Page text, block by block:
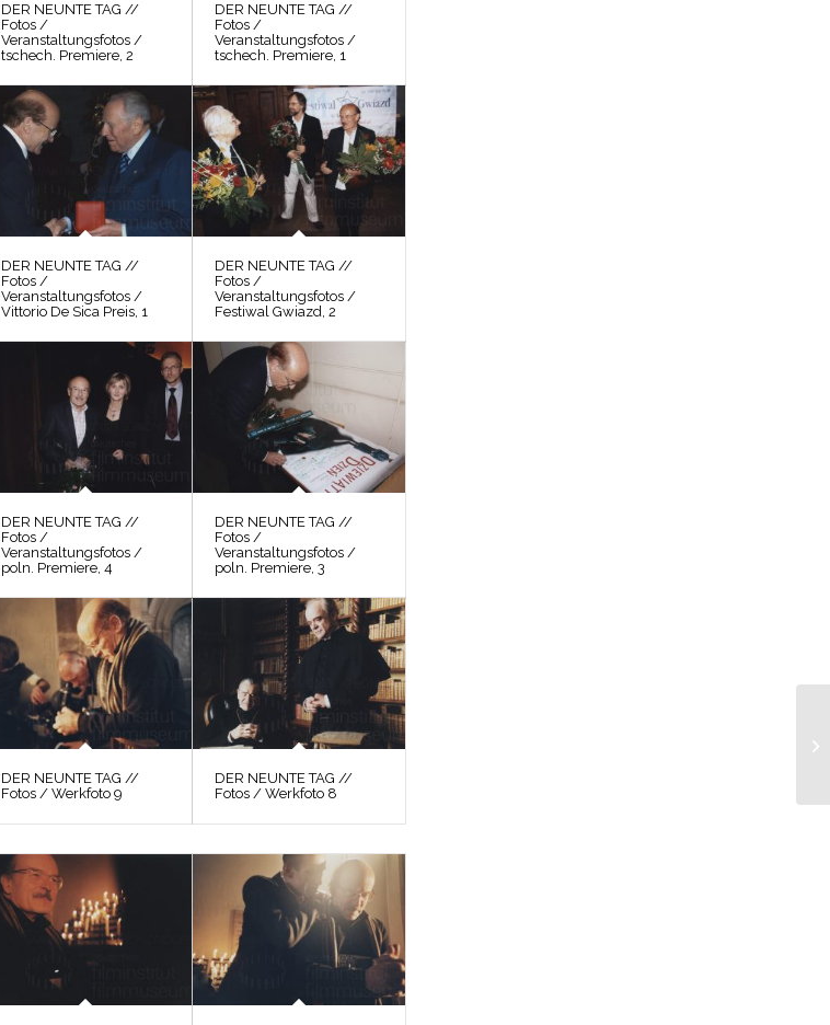
DER NEUNTE TAG //
Fotos /
Veranstaltungsfotos /
tschech. Premiere, 2
DER NEUNTE TAG //
Fotos /
Veranstaltungsfotos /
tschech. Premiere, 1
DER NEUNTE TAG //
Fotos /
Veranstaltungsfotos /
Vittorio De Sica Preis, 1
DER NEUNTE TAG //
Fotos /
Veranstaltungsfotos /
Festiwal Gwiazd, 2
DER NEUNTE TAG //
Fotos /
Veranstaltungsfotos /
poln. Premiere, 4
DER NEUNTE TAG //
Fotos /
Veranstaltungsfotos /
poln. Premiere, 3
DER NEUNTE TAG //
Fotos / Werkfoto 9
DER NEUNTE TAG //
Fotos / Werkfoto 8